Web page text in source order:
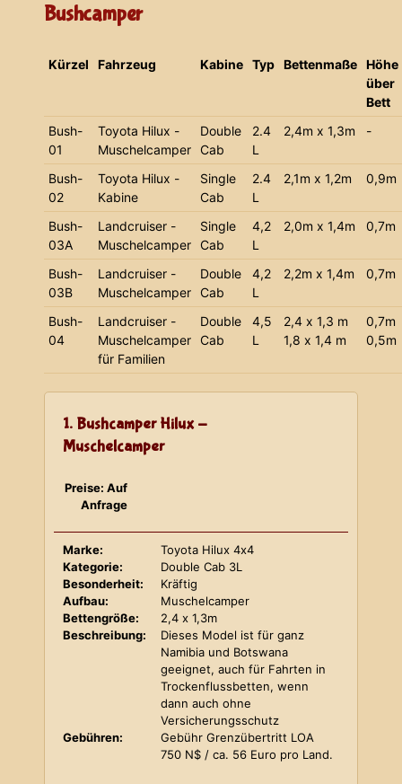
Bushcamper
Kürzel Fahrzeug Kabine Typ Bettenmaße Höhe
über
Bett
Bush-
01
Toyota Hilux -
Muschelcamper
Double
Cab
2.4
L
2,4m x 1,3m -
Bush-
02
Toyota Hilux -
Kabine
Single
Cab
2.4
L
2,1m x 1,2m 0,9m
Bush-
03A
Landcruiser -
Muschelcamper
Single
Cab
4,2
L
2,0m x 1,4m 0,7m
Bush-
03B
Landcruiser -
Muschelcamper
Double
Cab
4,2
L
2,2m x 1,4m 0,7m
Bush-
04
Landcruiser -
Muschelcamper
für Familien
Double
Cab
4,5
L
2,4 x 1,3 m
1,8 x 1,4 m
0,7m
0,5m
1. Bushcamper Hilux -
Muschelcamper
Preise: Auf
Anfrage
Marke:
Toyota Hilux 4x4
Kategorie:
Double Cab 3L
Besonderheit:
Kräftig
Aufbau:
Muschelcamper
Bettengröße:
2,4 x 1,3m
Beschreibung:
Dieses Model ist für ganz
Namibia und Botswana
geeignet, auch für Fahrten in
Trockenflussbetten, wenn
dann auch ohne
Versicherungsschutz
Gebühren:
Gebühr Grenzübertritt LOA
750 N$ / ca. 56 Euro pro Land.